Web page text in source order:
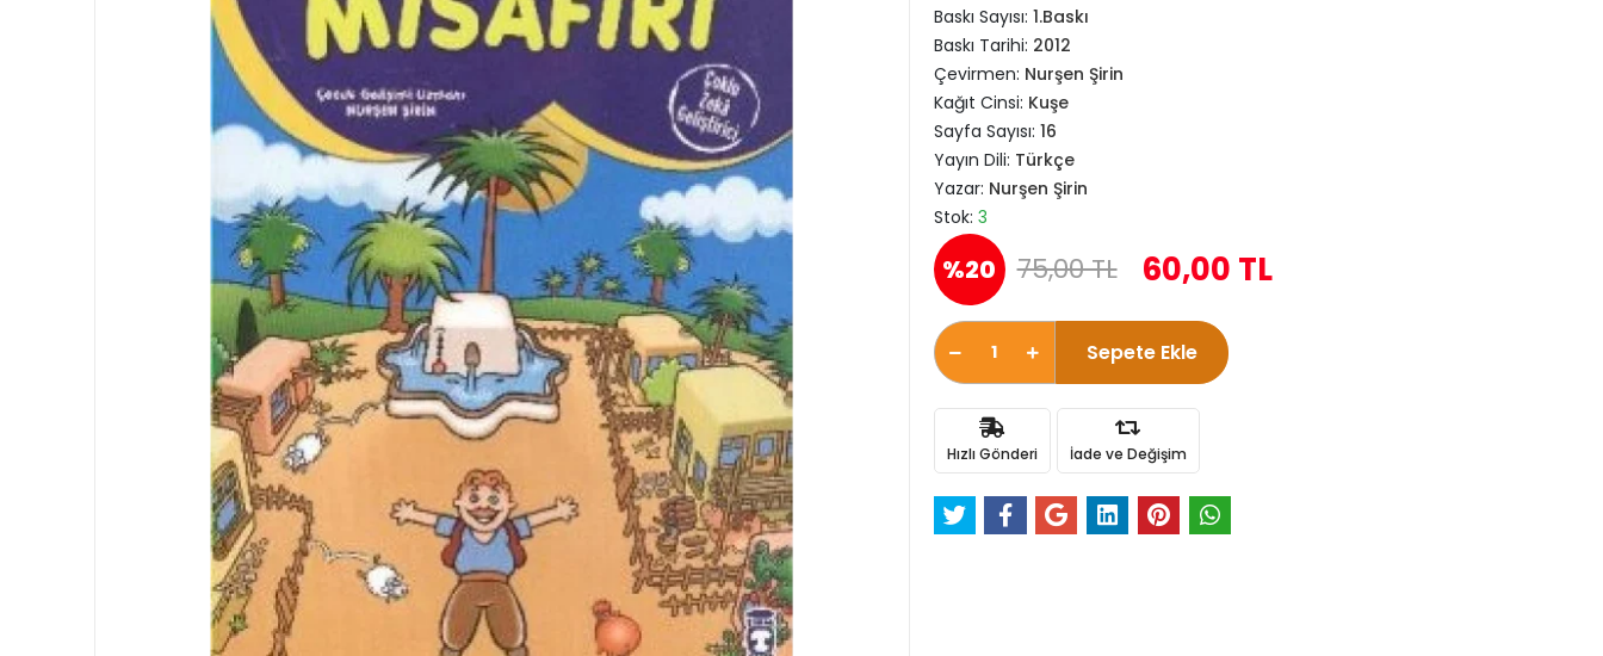
Baskı Sayısı: 1.Baskı
Baskı Tarihi: 2012
Çevirmen: Nurşen Şirin
Kağıt Cinsi: Kuşe
Sayfa Sayısı: 16
Yayın Dili: Türkçe
Yazar: Nurşen Şirin
Stok: 3
%20 75,00 TL 60,00 TL
Sepete Ekle
Hızlı Gönderi İade ve Değişim